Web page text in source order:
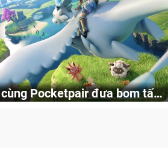
Pocketpair đưa bom tấn